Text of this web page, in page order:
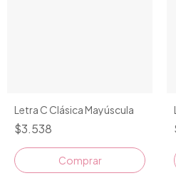
Letra C Clásica Mayúscula
$3.538
Comprar